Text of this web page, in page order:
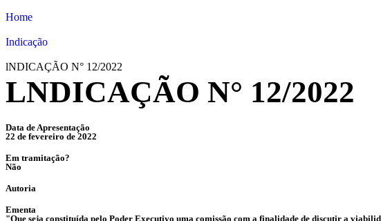
Home
Indicação
lNDICAÇÃO N° 12/2022
LNDICAÇÃO N° 12/2022
Data de Apresentação
22 de fevereiro de 2022
Em tramitação?
Não
Autoria
Ementa
"Que seja constituída pelo Poder Executivo uma comissão com a finalidade de discutir a